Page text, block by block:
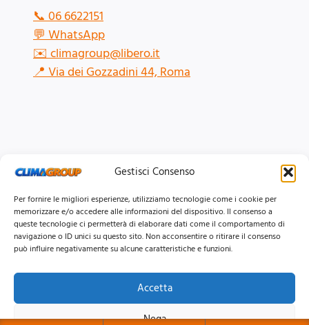
Gestisci Consenso
Per fornire le migliori esperienze, utilizziamo tecnologie come i cookie per
memorizzare e/o accedere alle informazioni del dispositivo. Il consenso a
queste tecnologie ci permetterà di elaborare dati come il comportamento di
navigazione o ID unici su questo sito. Non acconsentire o ritirare il consenso
può influire negativamente su alcune caratteristiche e funzioni.
Accetta
Nega
📞06 6622151
💬WhatsApp
✉️climagroup@libero.it
📍Via dei Gozzadini 44, Roma
© 2026 Clima Group Impianti Srls P.IVA: 17771951005